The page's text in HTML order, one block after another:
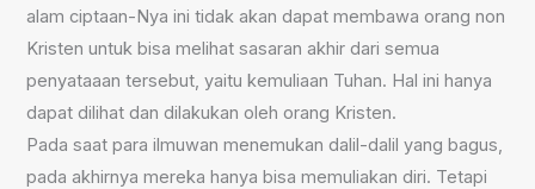
alam ciptaan-Nya ini tidak akan dapat membawa orang non
Kristen untuk bisa melihat sasaran akhir dari semua
penyataaan tersebut, yaitu kemuliaan Tuhan. Hal ini hanya
dapat dilihat dan dilakukan oleh orang Kristen.
Pada saat para ilmuwan menemukan dalil-dalil yang bagus,
pada akhirnya mereka hanya bisa memuliakan diri. Tetapi